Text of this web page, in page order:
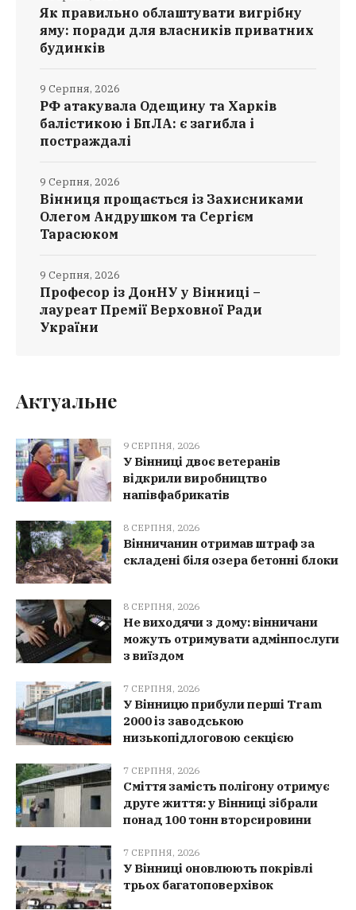
Як правильно облаштувати вигрібну
яму: поради для власників приватних
будинків
РФ атакувала Одещину та Харків
балістикою і БпЛА: є загибла і
постраждалі
9 Серпня, 2026
Вінниця прощається із Захисниками
Олегом Андрушком та Сергієм
Тарасюком
9 Серпня, 2026
Професор із ДонНУ у Вінниці –
лауреат Премії Верховної Ради
України
9 Серпня, 2026
Актуальне
9 СЕРПНЯ, 2026
У Вінниці двоє ветеранів
відкрили виробництво
напівфабрикатів
8 СЕРПНЯ, 2026
Вінничанин отримав штраф за
складені біля озера бетонні блоки
8 СЕРПНЯ, 2026
Не виходячи з дому: вінничани
можуть отримувати адмінпослуги
з виїздом
7 СЕРПНЯ, 2026
У Вінницю прибули перші Tram
2000 із заводською
низькопідлоговою секцією
7 СЕРПНЯ, 2026
Сміття замість полігону отримує
друге життя: у Вінниці зібрали
понад 100 тонн вторсировини
7 СЕРПНЯ, 2026
У Вінниці оновлюють покрівлі
трьох багатоповерхівок